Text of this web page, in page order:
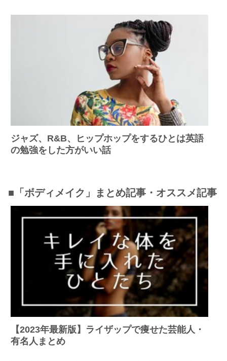
ジャズ、R&B、ヒップホップをするひとは英語
の勉強をした方がいい話
■「ボディメイク」まとめ記事・オススメ記事
【2023年最新版】ライザップで痩せた芸能人・
有名人まとめ